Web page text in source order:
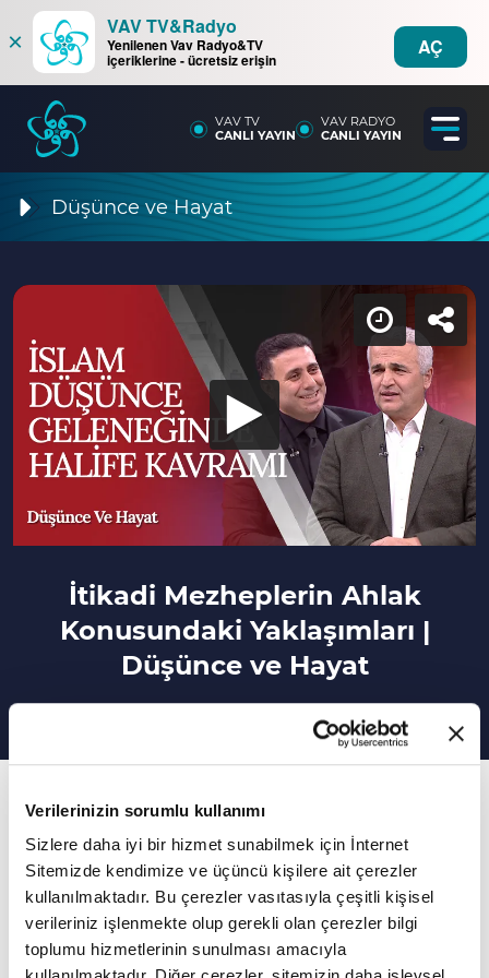
Verilerinizin sorumlu kullanımı
Sizlere daha iyi bir hizmet sunabilmek için İnternet
Sitemizde kendimize ve üçüncü kişilere ait çerezler
kullanılmaktadır. Bu çerezler vasıtasıyla çeşitli kişisel
verileriniz işlenmekte olup gerekli olan çerezler bilgi
toplumu hizmetlerinin sunulması amacıyla
×
VAV TV&Radyo
Yenilenen Vav Radyo&TV
içeriklerine - ücretsiz erişin
AÇ
VAV TV
CANLI YAYIN
VAV RADYO
CANLI YAYIN
Düşünce ve Hayat
İtikadi Mezheplerin Ahlak
Konusundaki Yaklaşımları |
Düşünce ve Hayat
Din, insanın varlık bilincine nasıl katkı sağlar?
Nurkan Aslan'ın sunumu Prof. Dr. Ekrem
Demirli'nin katkılarıyla Düşünce ve Hayat yeni
bölümüyle sizlerle...